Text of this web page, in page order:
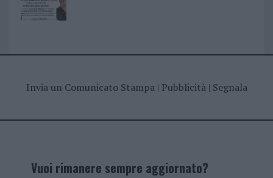
Invia un Comunicato Stampa| Pubblicità| Segnala
Vuoi rimanere sempre aggiornato?